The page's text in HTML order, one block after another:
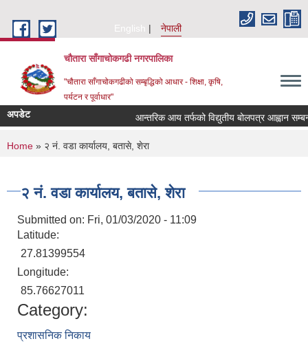
English
नेपाली
चौतारा साँगाचोकगढी नगरपालिका
"चौतारा साँगाचोकगढीको सम्बृद्धिको आधार - शिक्षा, कृषि,
पर्यटन र पूर्वाधार"
अपडेट आन्तरिक आय तर्फको विद्युतीय बोलपत्र आह्वान
You are here
Home » २ नं. वडा कार्यालय, बतासे, शेरा
२ नं. वडा कार्यालय, बतासे, शेरा
Submitted on: Fri, 01/03/2020 - 11:09
Latitude:
27.81399554
Longitude:
85.76627011
Category:
प्रशासनिक निकाय